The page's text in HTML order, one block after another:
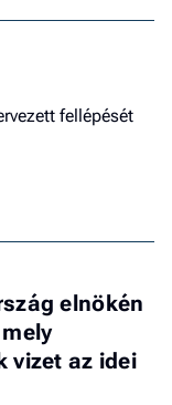
fellépését
elnökén
vizet az idei